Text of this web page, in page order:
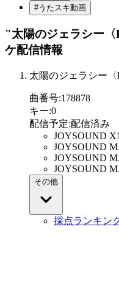
#うたスキ動画
"太陽のジェラシー
ケ配信情報
太陽のジェラシー〈
曲番号:178878
キー:0
配信予定:配信済み
JOYSOUND X1
JOYSOUND
JOYSOUND
JOYSOUND
その他
採点ランキン